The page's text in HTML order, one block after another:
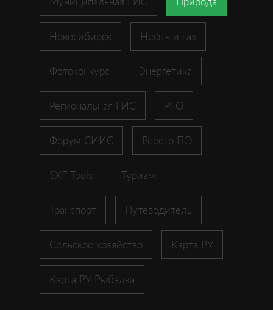
Новосибирск Нефть и газ
Фотоконкурс Энергетика
Региональная ГИС РГО
Форум СИИС Реестр ПО
SXF Tools Туризм
Транспорт Путеводитель
Сельское хозяйство Карта РУ
Карта РУ Рыбалка